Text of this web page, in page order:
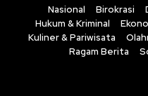
Nasional Birokrasi
Hukum & Kriminal
Kuliner & Pariwisata
Ragam Berita